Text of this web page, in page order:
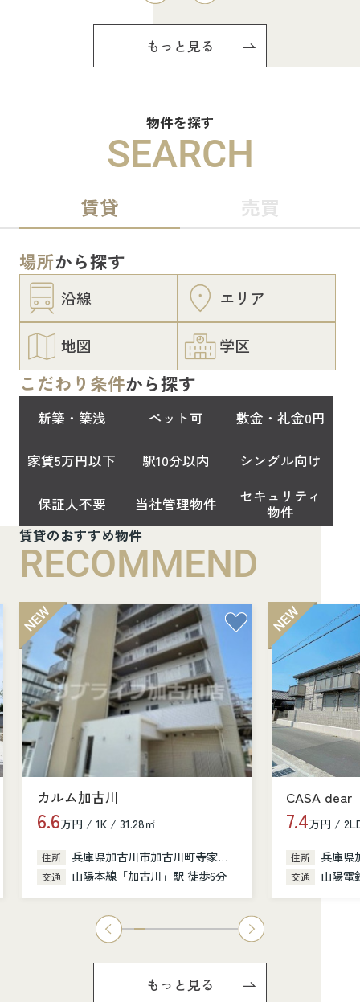
もっと見る
物件を探す
SEARCH
賃貸 売買
場所から探す
沿線 エリア
地図 学区
こだわり条件から探す
新築・築浅 ペット可 敷金・礼金0円
家賃5万円以下 駅10分以内 シングル向け
保証人不要 当社管理物件
セキュリティ
物件
賃貸のおすすめ物件
RECOMMEND
カルム加古川
6.6万円 / 1K / 31.28㎡
住所 兵庫県加古川市加古川町寺家町379-1
交通 山陽本線「加古川」駅 徒歩6分
CASA dear
7.4万円 /
住所 兵庫県
交通 山陽電
もっと見る